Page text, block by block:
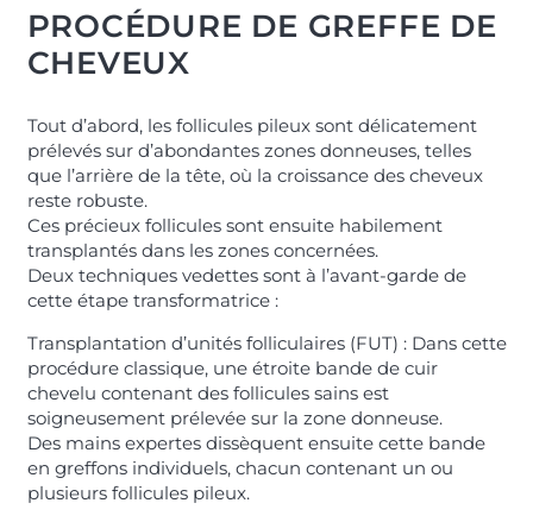
PROCÉDURE DE GREFFE DE
CHEVEUX
Tout d’abord, les follicules pileux sont délicatement
prélevés sur d’abondantes zones donneuses, telles
que l’arrière de la tête, où la croissance des cheveux
reste robuste.
Ces précieux follicules sont ensuite habilement
transplantés dans les zones concernées.
Deux techniques vedettes sont à l’avant-garde de
cette étape transformatrice :
Transplantation d’unités folliculaires (FUT) : Dans cette
procédure classique, une étroite bande de cuir
chevelu contenant des follicules sains est
soigneusement prélevée sur la zone donneuse.
Des mains expertes dissèquent ensuite cette bande
en greffons individuels, chacun contenant un ou
plusieurs follicules pileux.